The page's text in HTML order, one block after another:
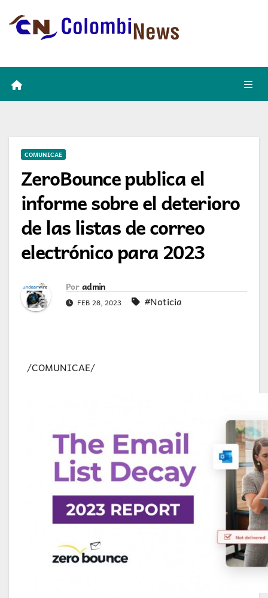
COMUNICAE
ZeroBounce publica el
informe sobre el deterioro
de las listas de correo
electrónico para 2023
Por admin
FEB 28, 2023 #Noticia
/COMUNICAE/